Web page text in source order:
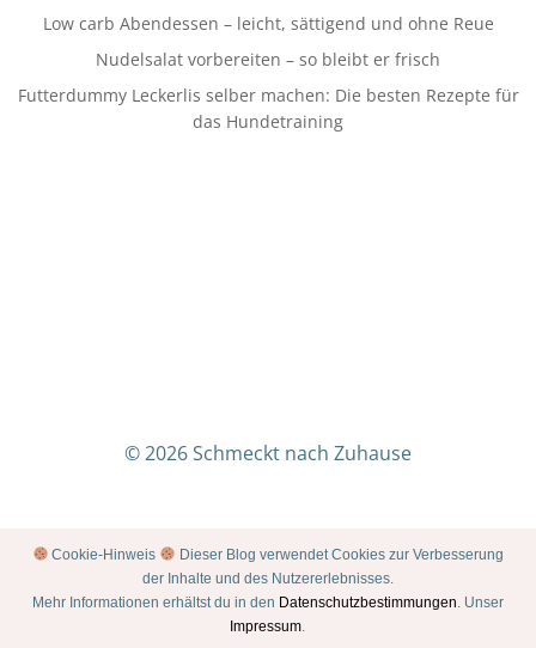
Low carb Abendessen – leicht, sättigend und ohne Reue
Nudelsalat vorbereiten – so bleibt er frisch
Futterdummy Leckerlis selber machen: Die besten Rezepte für
das Hundetraining
© 2026 Schmeckt nach Zuhause
Cookie-Hinweis
Dieser Blog verwendet Cookies zur Verbesserung
der Inhalte und des Nutzererlebnisses.
Mehr Informationen erhältst du in den Datenschutzbestimmungen. Unser
Impressum.